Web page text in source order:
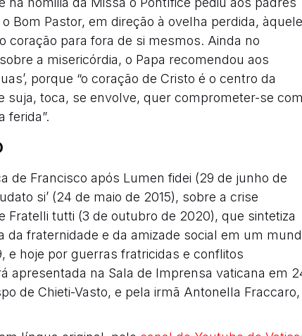
Bom Pastor, em direção à ovelha perdida, àquele
coração para fora de si mesmos. Ainda no
a misericórdia, o Papa recomendou aos
porque “o coração de Cristo é o centro da
suja, toca, se envolve, quer comprometer-se com
ferida”.
de Francisco após Lumen fidei (29 de junho de
si’ (24 de maio de 2015), sobre a crise
Fratelli tutti (3 de outubro de 2020), que sintetiza
fraternidade e da amizade social em um
e hoje por guerras fratricidas e conflitos
apresentada na Sala de Imprensa vaticana em
de Chieti-Vasto, e pela irmã Antonella Fraccaro,